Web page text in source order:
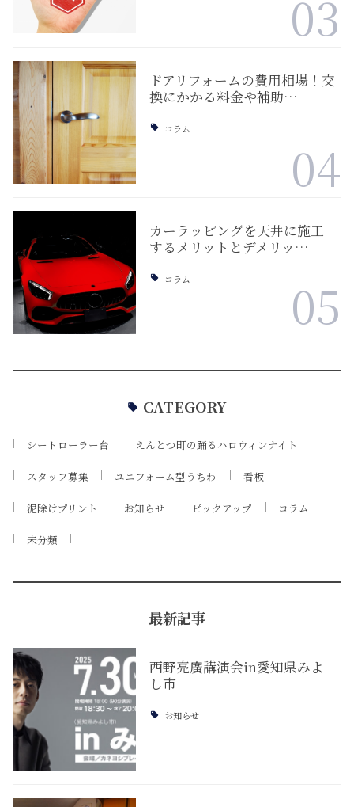
03
ドアリフォームの費用相場！交
換にかかる料金や補助…
コラム
04
カーラッピングを天井に施工
するメリットとデメリッ…
コラム 05
CATEGORY
シートローラー台 えんとつ町の踊るハロウィンナイト
スタッフ募集 ユニフォーム型うちわ 看板
泥除けプリント お知らせ ピックアップ コラム
未分類
最新記事
西野亮廣講演会in愛知県みよ
し市
お知らせ